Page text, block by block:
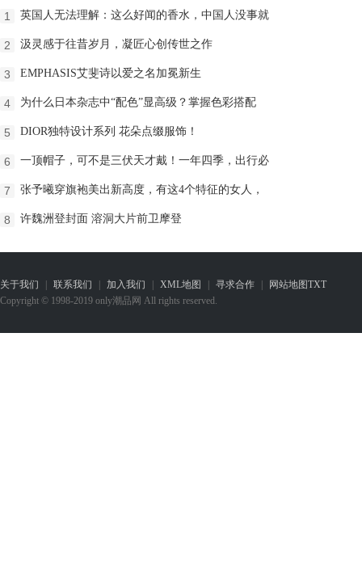
1 英国人无法理解：这么好闻的香水，中国人没事就
2 汲灵感于往昔岁月，凝匠心创传世之作
3 EMPHASIS艾斐诗以爱之名加冕新生
4 为什么日本杂志中“配色”显高级？掌握色彩搭配
5 DIOR独特设计系列 花朵点缀服饰！
6 一顶帽子，可不是三伏天才戴！一年四季，出行必
7 张予曦穿旗袍美出新高度，有这4个特征的女人，
8 许魏洲登封面 溶洞大片前卫摩登
关于我们 | 联系我们 | 加入我们 | XML地图 | 寻求合作 | 网站地图TXT
Copyright © 1998-2019 only潮品网 All rights reserved.